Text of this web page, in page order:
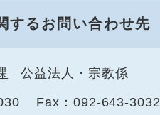
するお問い合わせ先
公益法人・宗教係
Fax：092-643-3032